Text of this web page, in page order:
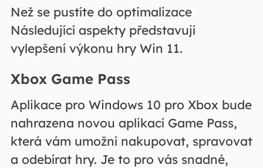
Než se pustíte do optimalizace
Následující aspekty představují
vylepšení výkonu hry Win 11.
Xbox Game Pass
Aplikace pro Windows 10 pro Xbox bude
nahrazena novou aplikací Game Pass,
která vám umožní nakupovat, spravovat
a odebírat hry. Je to pro vás snadné,